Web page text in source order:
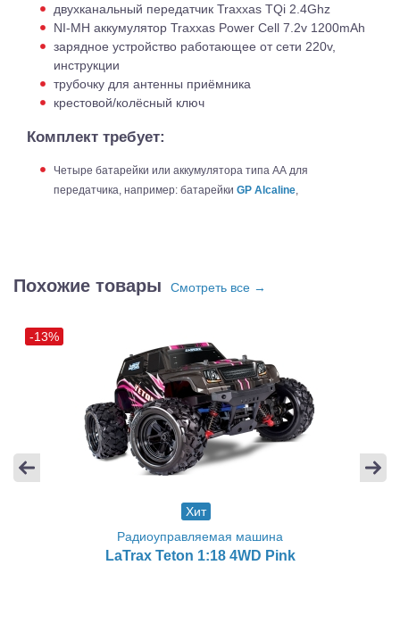
двухканальный передатчик Traxxas TQi 2.4Ghz
NI-MH аккумулятор Traxxas Power Cell 7.2v 1200mAh
зарядное устройство работающее от сети 220v,
инструкции
трубочку для антенны приёмника
крестовой/колёсный ключ
Комплект требует:
Четыре батарейки или аккумулятора типа АА для
передатчика, например: батарейки GP Alcaline,
Похожие товары Смотреть все →
-13%
Хит
Радиоуправляемая машина
LaTrax Teton 1:18 4WD Pink